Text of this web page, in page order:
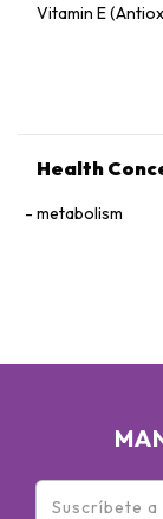
Vitamin E
C, Probiotics
Health
metabolism